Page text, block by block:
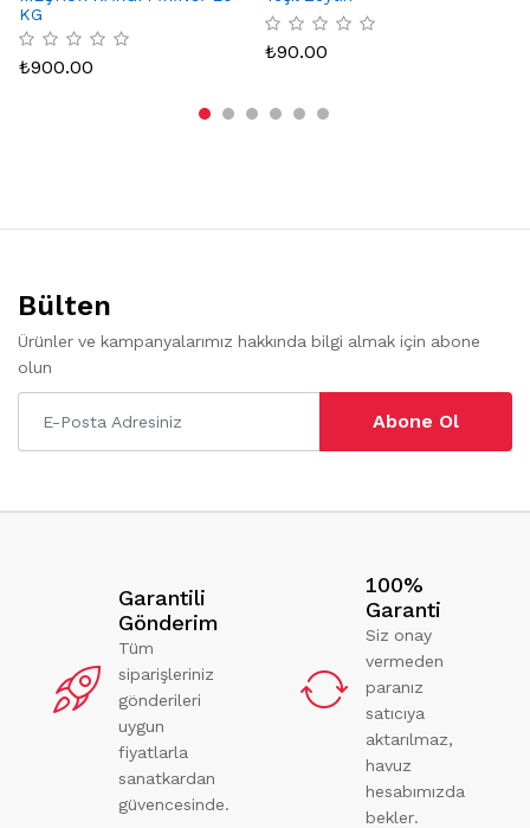
KG
₺900.00
₺90.00
Bülten
Ürünler ve kampanyalarımız hakkında bilgi almak için abone
olun
Abone Ol
Garantili
Gönderim
Tüm
siparişleriniz
gönderileri
uygun
fiyatlarla
sanatkardan
güvencesinde.
100%
Garanti
Siz onay
vermeden
paranız
satıcıya
aktarılmaz,
havuz
hesabımızda
bekler.